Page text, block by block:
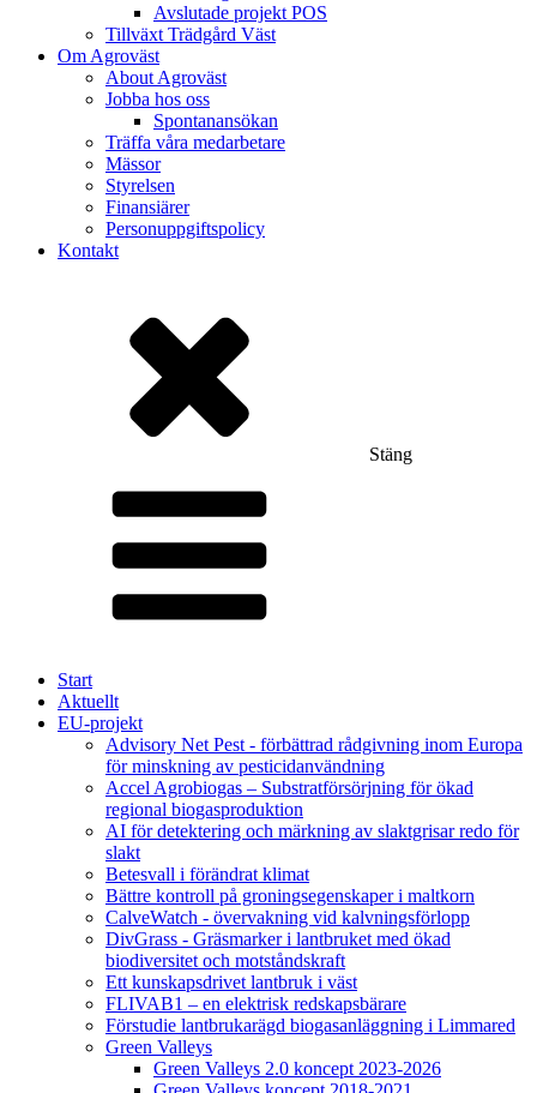
Avslutade projekt POS
Tillväxt Trädgård Väst
Om Agroväst
About Agroväst
Jobba hos oss
Spontanansökan
Träffa våra medarbetare
Mässor
Styrelsen
Finansiärer
Personuppgiftspolicy
Kontakt
Stäng
Start
Aktuellt
EU-projekt
Advisory Net Pest - förbättrad rådgivning inom Europa
för minskning av pesticidanvändning
Accel Agrobiogas – Substratförsörjning för ökad
regional biogasproduktion
AI för detektering och märkning av slaktgrisar redo för
slakt
Betesvall i förändrat klimat
Bättre kontroll på groningsegenskaper i maltkorn
CalveWatch - övervakning vid kalvningsförlopp
DivGrass - Gräsmarker i lantbruket med ökad
biodiversitet och motståndskraft
Ett kunskapsdrivet lantbruk i väst
FLIVAB1 – en elektrisk redskapsbärare
Förstudie lantbrukarägd biogasanläggning i Limmared
Green Valleys
Green Valleys 2.0 koncept 2023-2026